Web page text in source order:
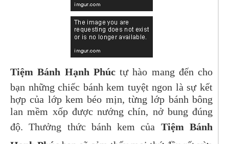
Tiệm Bánh Hạnh Phúctự hào mang đến cho
bạn những chiếc bánh kem tuyệt ngon là sự kết
hợp của lớp kem béo mịn, từng lớp bánh bông
lan mềm xốp được nướng chín, nở bung đúng
độ. Thưởng thức bánh kem của Tiệm Bánh